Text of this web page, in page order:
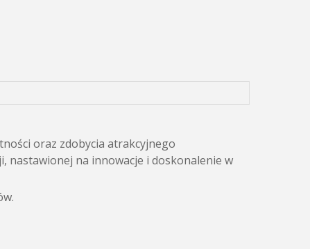
oraz zdobycia atrakcyjnego
nastawionej na innowacje i doskonalenie w